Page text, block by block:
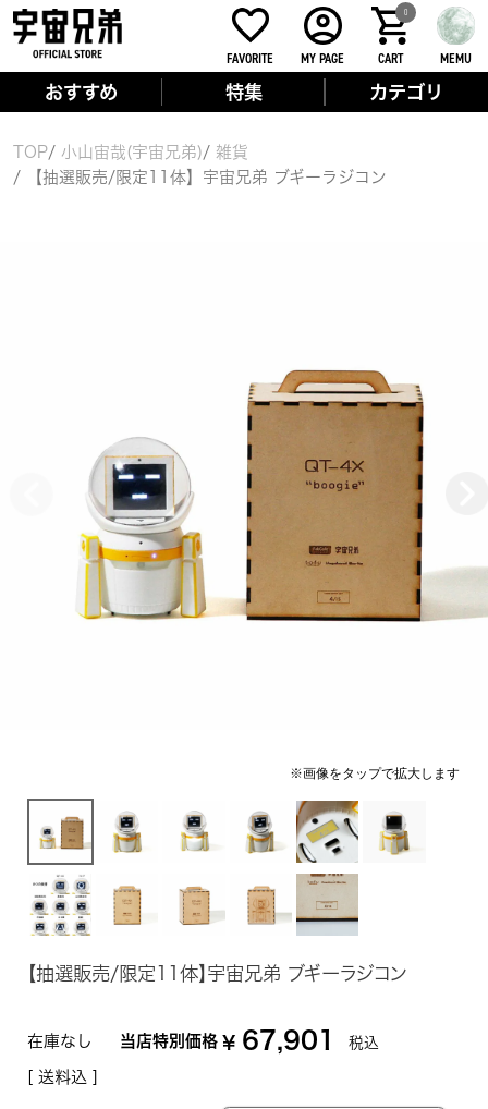
FAVORITE MY PAGE CART
0
MEMU
おすすめ 特集 カテゴリ
TOP 小山宙哉(宇宙兄弟)
雑貨
【抽選販売/限定11体】宇宙兄弟 ブギーラジコン
【抽選販売/限定11体】宇宙兄弟 ブギーラジコン
在庫なし 当店特別価格 ¥ 67,901 税込
送料込